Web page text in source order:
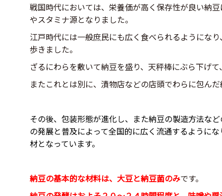
戦国時代においては、栄養価が高く保存性が良い納
やスタミナ源となりました。
江戸時代には一般庶民にも広く食べられるようにな
歩きました。
ざるにわらを敷いて納豆を盛り、天秤棒にぶら下げ
またこれとは別に、漬物店などの店頭でわらに包ん
その後、包装形態が進化し、また納豆の製造方法な
の発展と普及によって全国的に広く流通するように
材となっています。
納豆の基本的な材料は、大豆と納豆菌のみです。